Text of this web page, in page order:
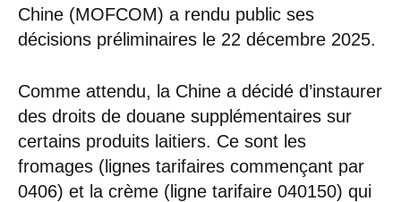
Chine (MOFCOM) a rendu public ses
décisions préliminaires le 22 décembre 2025.
Comme attendu, la Chine a décidé d’instaurer
des droits de douane supplémentaires sur
certains produits laitiers. Ce sont les
fromages (lignes tarifaires commençant par
0406) et la crème (ligne tarifaire 040150) qui